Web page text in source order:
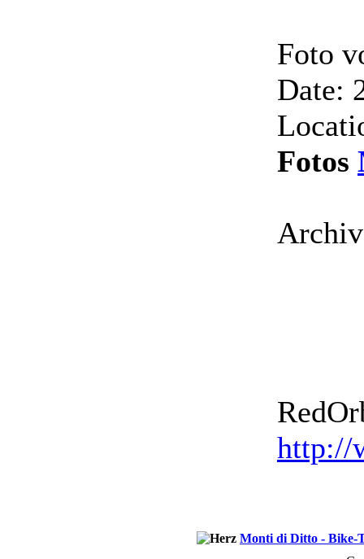
Foto
Date:
Fotos
http://
Monti di Ditto - Bike-